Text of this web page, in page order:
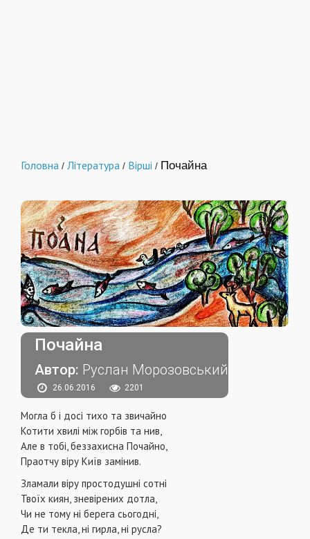
Головна / Література / Вірші / Почайна
Почайна
Автор: Руслан Морозовський
26.06.2016 2201
Могла б і досі тихо та звичайно
Котити хвилі між горбів та нив,
Але в тобі, беззахисна Почайно,
Праотчу віру Київ замінив.
Зламали віру простодушні сотні
Твоїх киян, зневірених дотла,
Чи не тому ні берега сьогодні,
Де ти текла, ні гирла, ні русла?